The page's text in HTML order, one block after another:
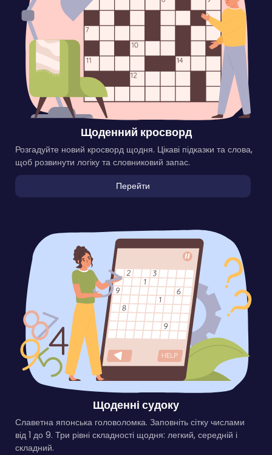
Щоденний кросворд
Розгадуйте новий кросворд щодня. Цікаві підказки та слова,
щоб розвинути логіку та словниковий запас.
Перейти
Щоденні судоку
Славетна японська головоломка. Заповніть сітку числами
від 1 до 9. Три рівні складності щодня: легкий, середній і
складний.